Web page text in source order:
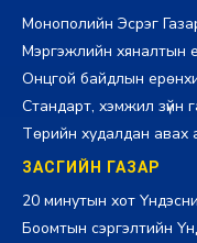
Монополийн Эсрэг
Мэргэжлийн хяналтын
Онцгой байдлын
Стандарт, хэмжил зүйн
Төрийн худалдан авах
ЗАСГИЙН ГАЗАР
20 минутын хот
Боомтын сэргэлтийн